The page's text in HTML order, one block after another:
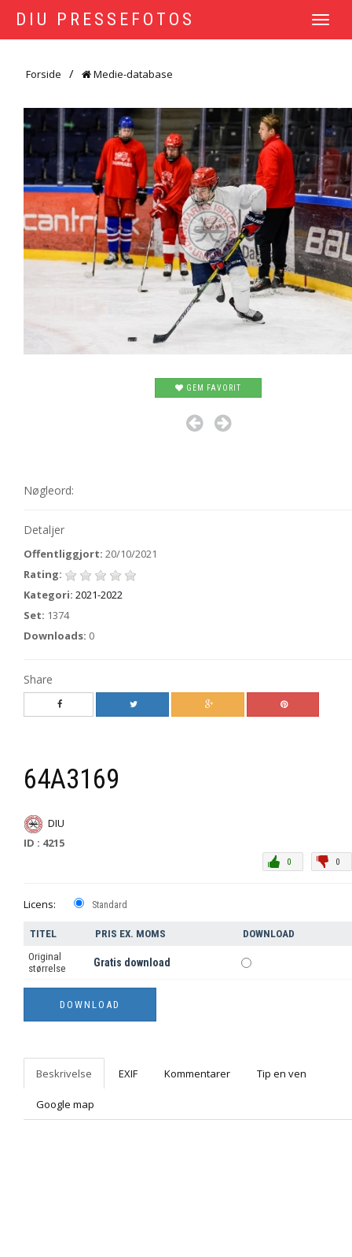
DIU PRESSEFOTOS
TOGGLE
Forside Medie-database
GEM FAVORIT
Nøgleord:
Detaljer
Offentliggjort: 20/10/2021
Rating:
Kategori: 2021-2022
Set: 1374
Downloads: 0
Share
64A3169
DIU
ID : 4215
0
0
Licens: Standard
TITEL PRIS EX. MOMS
DOWNLOAD
Original
størrelse
Gratis download
Beskrivelse EXIF Kommentarer Tip en ven
Google map